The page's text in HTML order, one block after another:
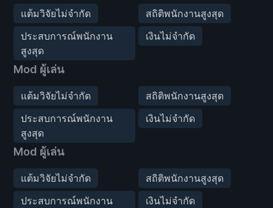
แต้มวิจัยไม่จำกัด
สถิติพนักงานสูงสุด
ประสบการณ์พนักงาน
สูงสุด
เงินไม่จำกัด
Mod ผู้เล่น
แต้มวิจัยไม่จำกัด
สถิติพนักงานสูงสุด
ประสบการณ์พนักงาน
สูงสุด
เงินไม่จำกัด
Mod ผู้เล่น
แต้มวิจัยไม่จำกัด
สถิติพนักงานสูงสุด
ประสบการณ์พนักงาน
เงินไม่จำกัด